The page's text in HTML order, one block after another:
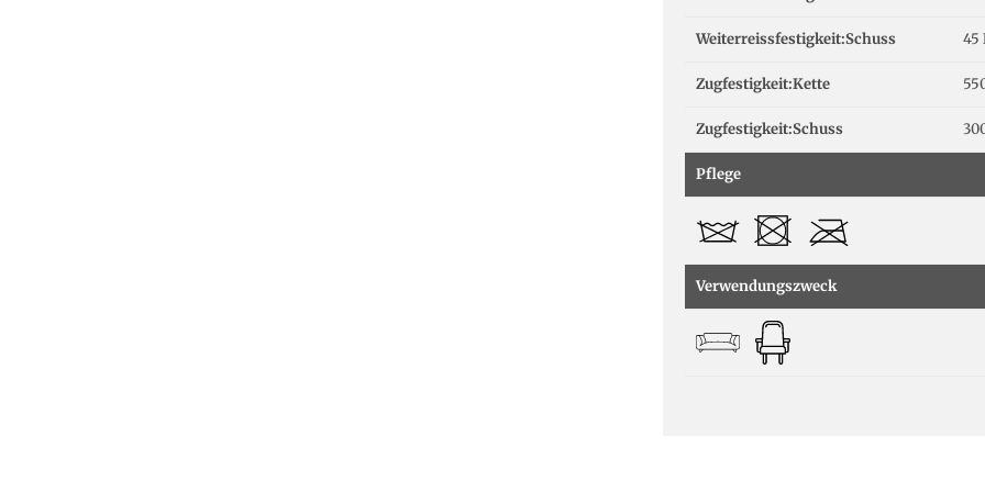
Weiterreissfestigkeit:Schuss 45
Zugfestigkeit:Kette
Zugfestigkeit:Schuss
Pflege
Verwendungszweck